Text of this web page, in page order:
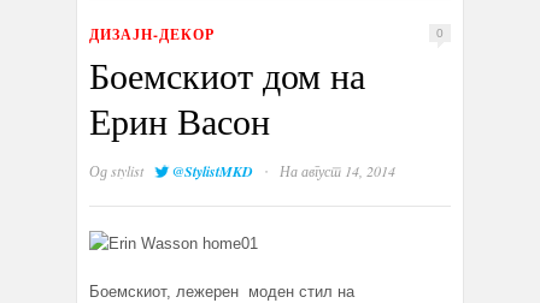
ДИЗАЈН-ДЕКОР 0
Боемскиот дом на
Ерин Васон
Одstylist @StylistMKD · На август 14, 2014
Боемскиот, лежерен моден стил на